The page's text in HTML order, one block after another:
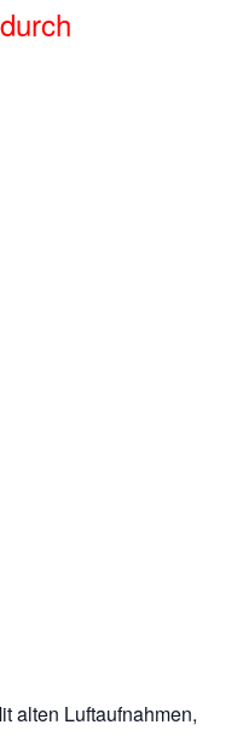
alten Luftaufnahmen,